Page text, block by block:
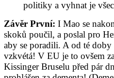
politiky a vyhnat je
Závěr První: I Mao se
skoků poučil, a poslal pro
aby se poradili. A od té
vzkvétá! V EU je to ovšem
Kissinger Bruselu před pár